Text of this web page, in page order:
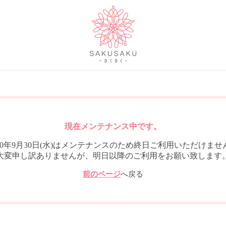
現在メンテナンス中です。
年9月30日(水)はメンテナンスのため終日ご利用いただけませ
変申し訳ありませんが、明日以降のご利用をお願い致します
前のページへ戻る